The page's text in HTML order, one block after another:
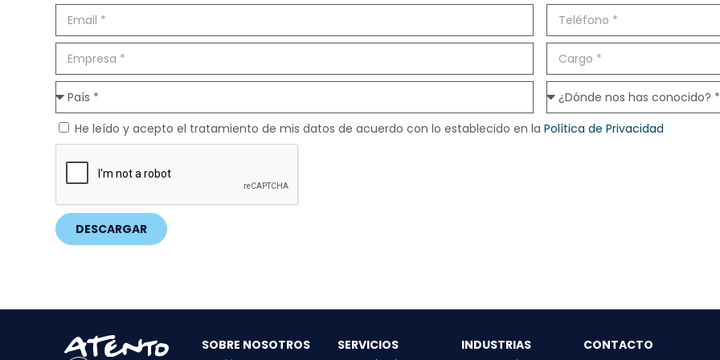
He leído y acepto el tratamiento de mis datos de acuerdo con lo establecido en la Política de Privacidad
DESCARGAR
SOBRE NOSOTROS
SERVICIOS
INDUSTRIAS
CONTACTO